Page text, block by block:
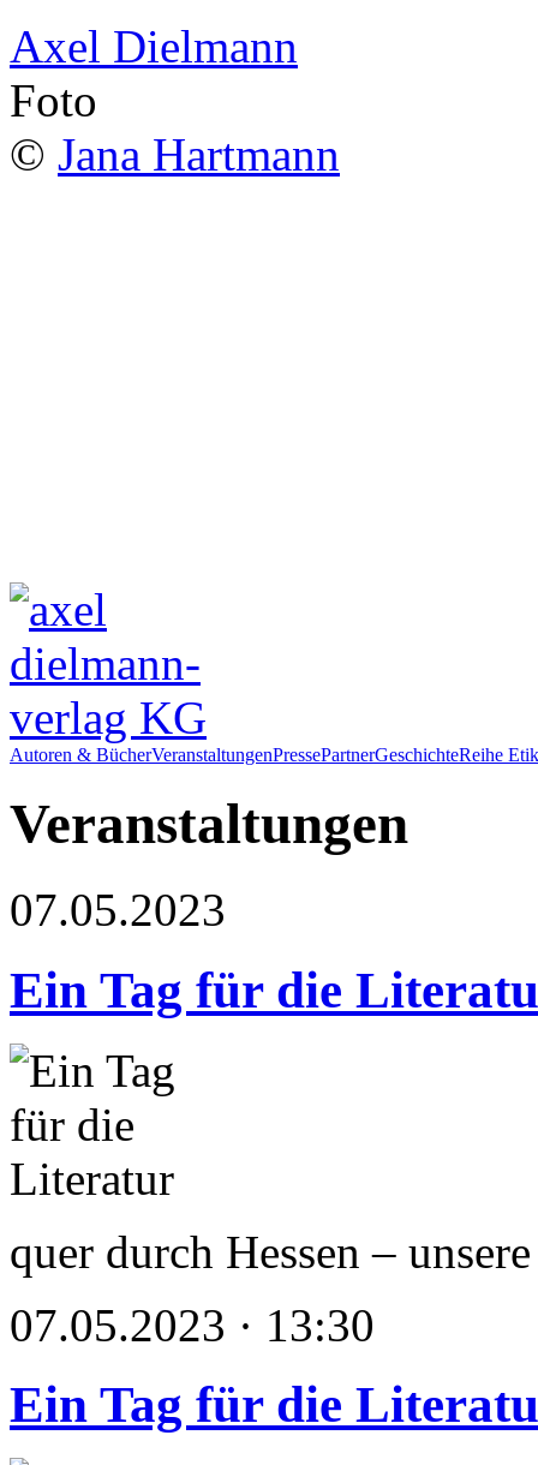
Axel Dielmann
Foto
© Jana Hartmann
Autoren & BücherVeranstaltungenPressePartnerGeschichteReihe
Veranstaltungen
07.05.2023
Ein Tag für die
quer durch Hessen –
07.05.2023 · 13:30
Ein Tag für die